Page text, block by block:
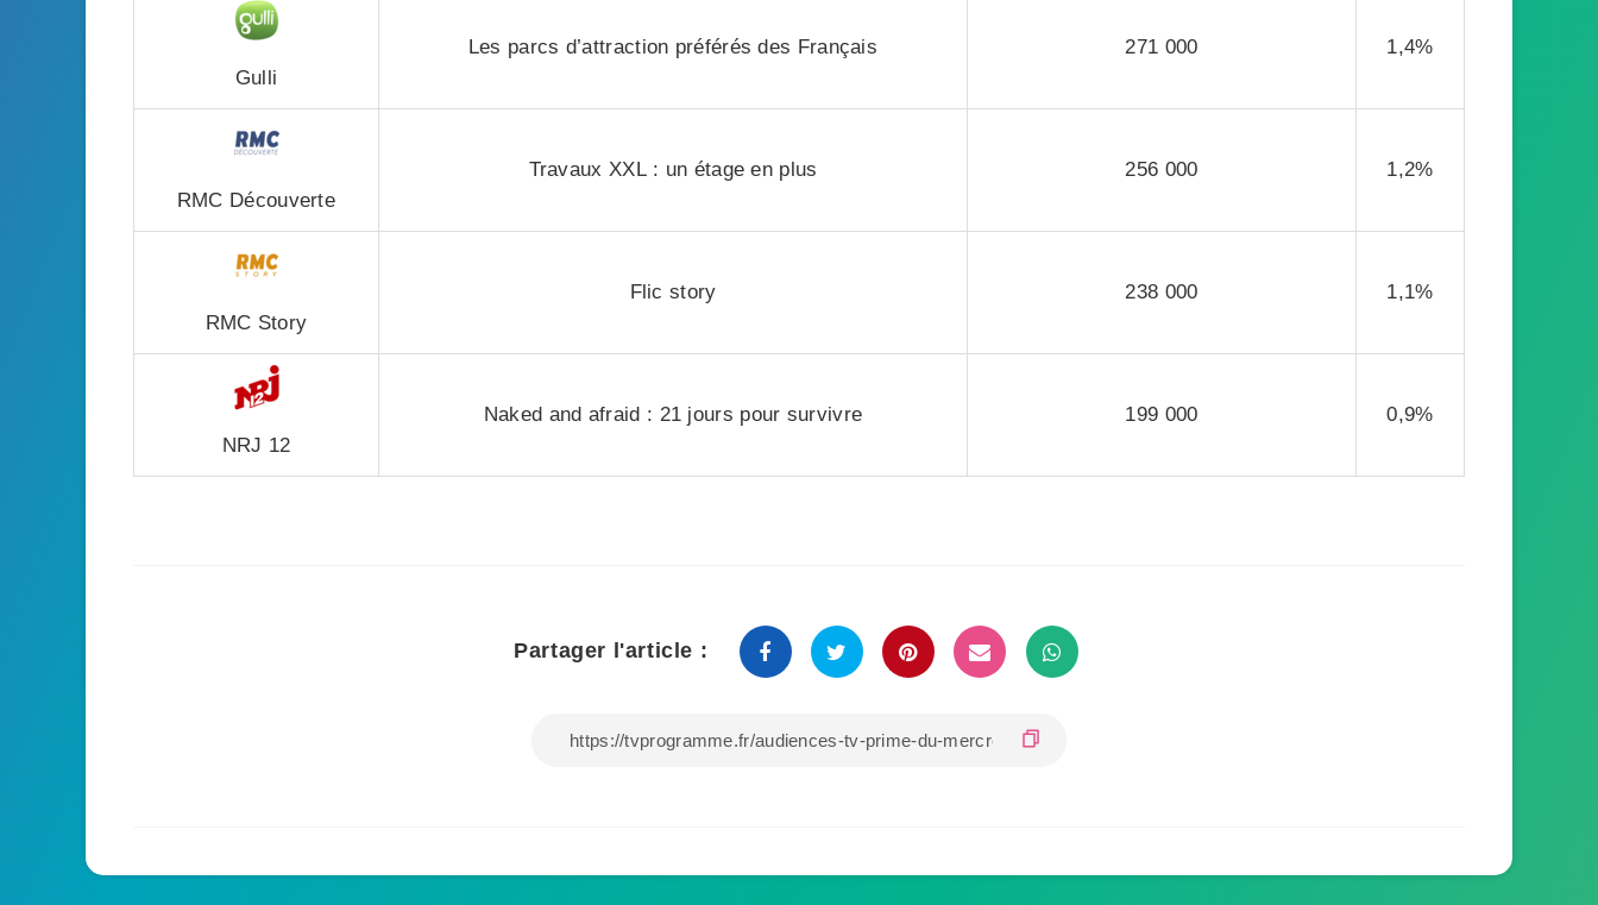
Gulli
Les parcs d’attraction préférés des Français 271 000 1,4%
RMC Découverte
Travaux XXL : un étage en plus 256 000 1,2%
RMC Story
Flic story 238 000 1,1%
NRJ 12
Naked and afraid : 21 jours pour survivre 199 000 0,9%
Partager l'article :
vie privée